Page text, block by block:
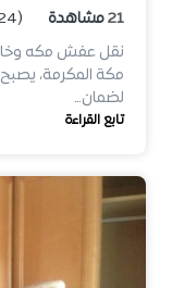
21مشاهدة
(8/19/2024)
نقل عفش مكه
مكة المكرمة،
لضمان…
تابع القراءة